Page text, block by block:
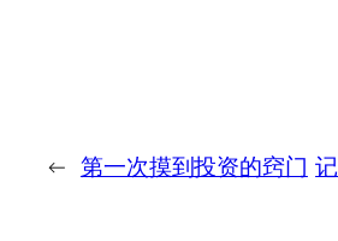
← 第一次摸到投资的窍门